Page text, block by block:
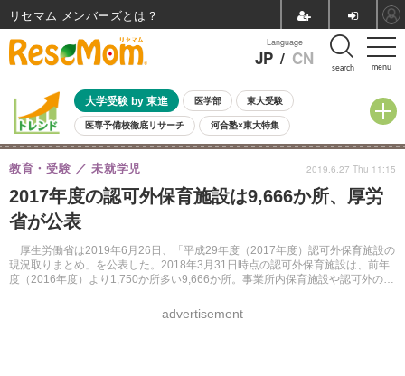
menu
Language
JP / CN search
大学受験 by 東進 医学部 東大受験
医専予備校徹底リサーチ 河合塾×東大特集
親子で考える大学選び 高校受験 中学受験 小学校受験
共通テスト 夏休み
8月開催イベント・WS 全国公立高校 過去問 人気記事
自由研究教材（小学生向け）
2017年度の認可外保育施設は9,666か所、厚労
省が公表
厚生労働省は2019年6月26日、「平成29年度（2017年度）認可外保育施設の
現況取りまとめ」を公表した。2018年3月31日時点の認可外保育施設は、前年
度（2016年度）より1,750か所多い9,666か所。事業所内保育施設や認可外の居
教育・受験 未就学児
advertisement
2019.6.27 Thu 11:15
リセマム メンバーズ